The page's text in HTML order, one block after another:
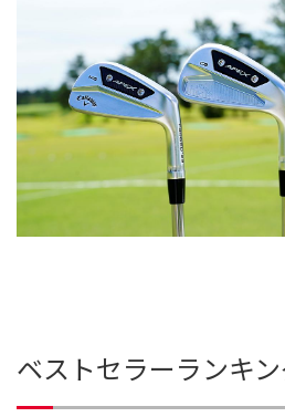
ベストセラーランキ